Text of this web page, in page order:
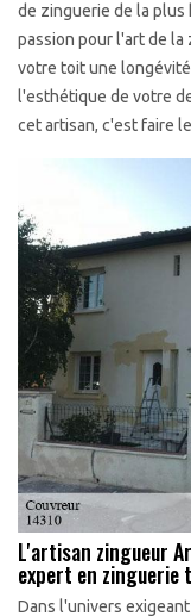
de zinguerie de la
passion pour l'art de la
votre toit une
l'esthétique de votre
cet artisan, c'est faire
L'artisan zingueur
expert en zinguerie
Dans l'univers